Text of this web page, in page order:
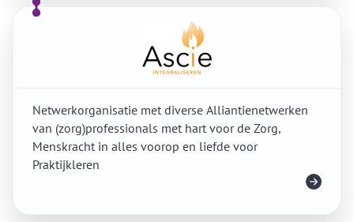
Netwerkorganisatie met diverse Alliantienetwerken
van (zorg)professionals met hart voor de Zorg,
Menskracht in alles voorop en liefde voor
Praktijkleren